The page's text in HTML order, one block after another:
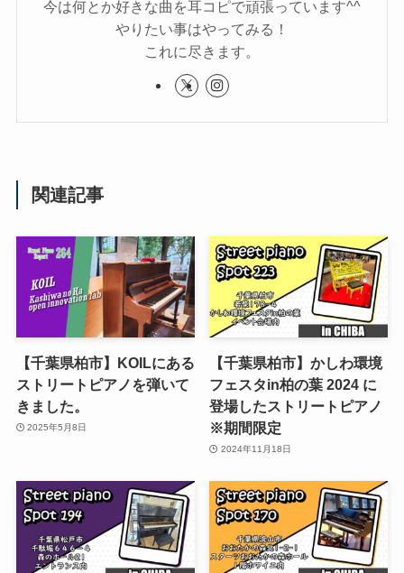
今は何とか好きな曲を耳コピで頑張っています^^
やりたい事はやってみる！
これに尽きます。
関連記事
【千葉県柏市】KOILにある
ストリートピアノを弾いて
きました。
2025年5月8日
【千葉県柏市】かしわ環境
フェスタin柏の葉 2024 に
登場したストリートピアノ
※期間限定
2024年11月18日